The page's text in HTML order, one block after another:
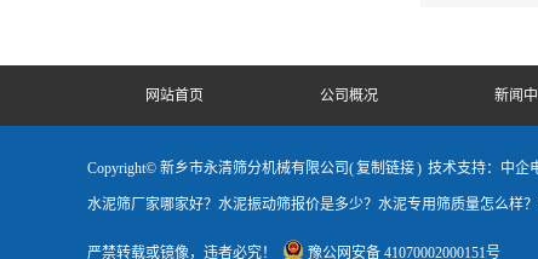
网站首页 公司概况 新闻
Copyright© 新乡市永清筛分机械有限公司(复制链接) 技术支持：中企
水泥筛厂家哪家好？水泥振动筛报价是多少？水泥专用筛质量怎么样
严禁转载或镜像，违者必究！ 豫公网安备 41070002000151号